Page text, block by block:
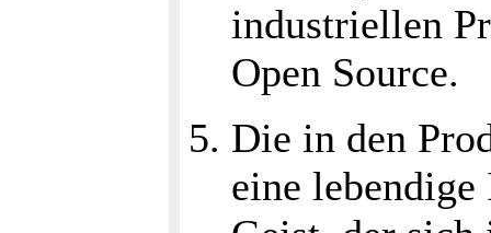
industriellen
Open Source.
Die in den
eine